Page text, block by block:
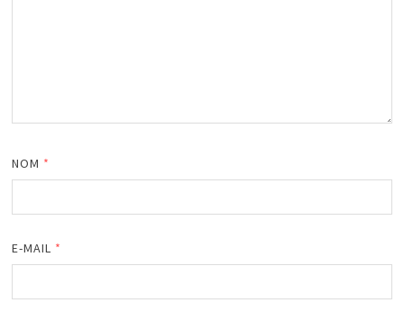
NOM *
E-MAIL *